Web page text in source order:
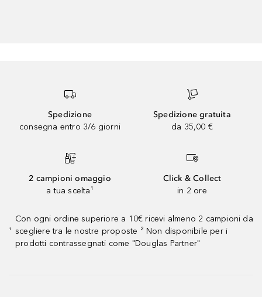
Spedizione
consegna entro 3/6 giorni
Spedizione gratuita
da 35,00 €
2 campioni omaggio
a tua scelta¹
Click & Collect
in 2 ore
¹
Con ogni ordine superiore a 10€ ricevi almeno 2 campioni da
scegliere tra le nostre proposte ² Non disponibile per i
prodotti contrassegnati come "Douglas Partner"